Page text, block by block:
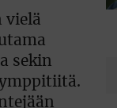
vielä
sekin